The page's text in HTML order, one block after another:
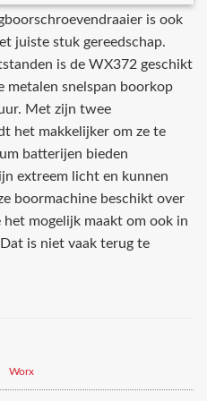
is ook
juiste stuk gereedschap.
is de WX372 geschikt
metalen snelspan boorkop
Met zijn twee
het makkelijker om ze te
batterijen bieden
extreem licht en kunnen
boormachine beschikt over
mogelijk maakt om ook in
is niet vaak terug te
Worx